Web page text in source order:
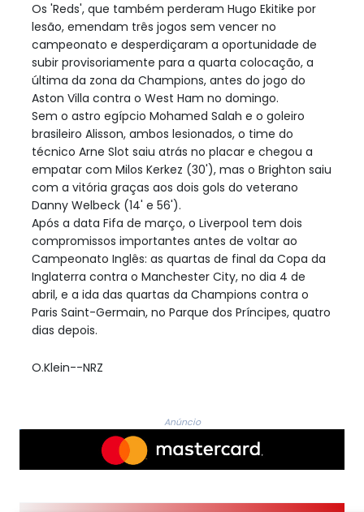
Os 'Reds', que também perderam Hugo Ekitike por
lesão, emendam três jogos sem vencer no
campeonato e desperdiçaram a oportunidade de
subir provisoriamente para a quarta colocação, a
última da zona da Champions, antes do jogo do
Aston Villa contra o West Ham no domingo.
Sem o astro egípcio Mohamed Salah e o goleiro
brasileiro Alisson, ambos lesionados, o time do
técnico Arne Slot saiu atrás no placar e chegou a
empatar com Milos Kerkez (30'), mas o Brighton saiu
com a vitória graças aos dois gols do veterano
Danny Welbeck (14' e 56').
Após a data Fifa de março, o Liverpool tem dois
compromissos importantes antes de voltar ao
Campeonato Inglês: as quartas de final da Copa da
Inglaterra contra o Manchester City, no dia 4 de
abril, e a ida das quartas da Champions contra o
Paris Saint-Germain, no Parque dos Príncipes, quatro
dias depois.
O.Klein--NRZ
Anúncio